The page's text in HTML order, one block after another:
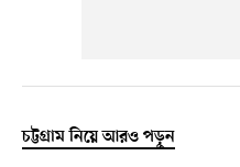
চট্টগ্রাম নিয়ে আরও পড়ুন